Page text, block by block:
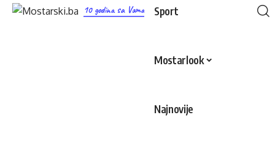
10 godina sa Vama Sport
Mostarlook
Najnovije